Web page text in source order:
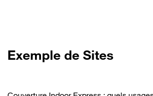
Exemple de Sites